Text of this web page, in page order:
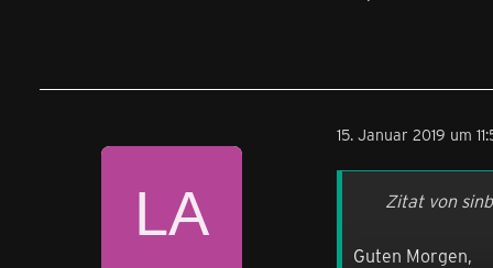
15. Januar 2019 um
Zitat von
Guten Morgen,